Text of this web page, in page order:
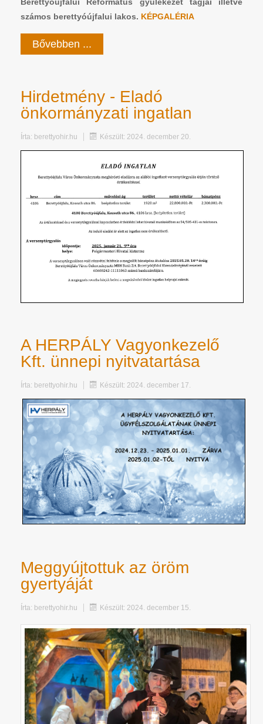
Berettyóújfalui Református gyülekezet tagjai illetve
számos berettyóújfalui lakos. KÉPGALÉRIA
Bővebben ...
Hirdetmény - Eladó
önkormányzati ingatlan
Írta: berettyohir.hu Készült: 2024. december 20.
A HERPÁLY Vagyonkezelő
Kft. ünnepi nyitvatartása
Írta: berettyohir.hu Készült: 2024. december 17.
Meggyújtottuk az öröm
gyertyáját
Írta: berettyohir.hu Készült: 2024. december 15.